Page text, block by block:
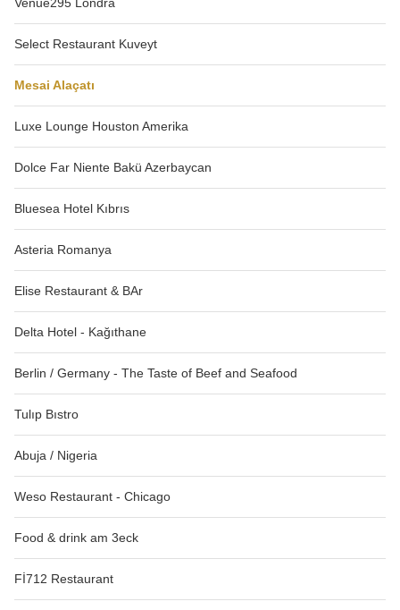
Select Restaurant Kuveyt
Mesai Alaçatı
Luxe Lounge Houston Amerika
Dolce Far Niente Bakü Azerbaycan
Bluesea Hotel Kıbrıs
Asteria Romanya
Elise Restaurant & BAr
Delta Hotel - Kağıthane
Berlin / Germany - The Taste of Beef and Seafood
Tulıp Bıstro
Abuja / Nigeria
Weso Restaurant - Chicago
Food & drink am 3eck
Fİ712 Restaurant